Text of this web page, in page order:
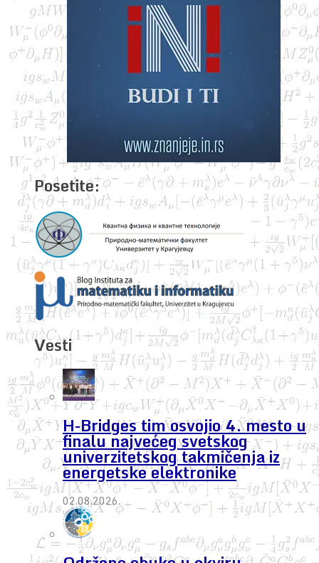
Posetite:
Vesti
H-Bridges tim osvojio 4. mesto u
finalu najvećeg svetskog
univerzitetskog takmičenja iz
energetske elektronike
02.08.2026.